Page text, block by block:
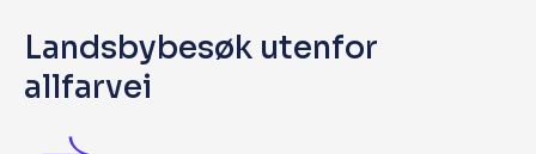
Landsbybesøk utenfor
allfarvei